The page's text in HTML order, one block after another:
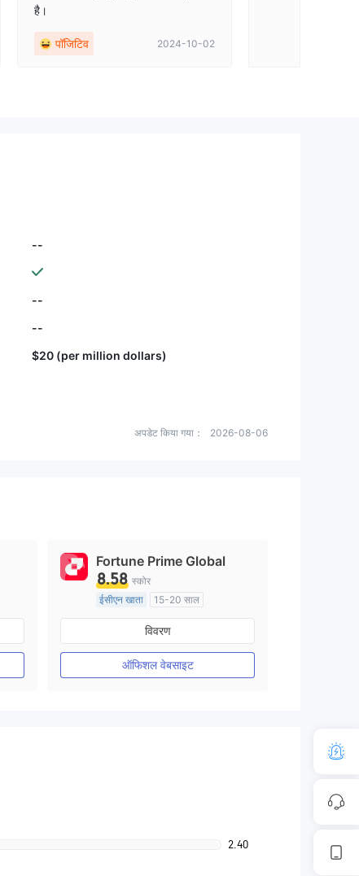
है।
पॉजिटिव 2024-10-02
--
--
--
$20 (per million dollars)
अपडेट किया गया： 2026-08-06
Fortune Prime Global
8.58 स्कोर
ईसीएन खाता
15-20 साल
ऑस्ट्रेलिया विनियमन
मार्केट मेकिंग (एमएम)
मुख्य-लेबल MT4
विवरण
ऑफिशल वेबसाइट
2.40